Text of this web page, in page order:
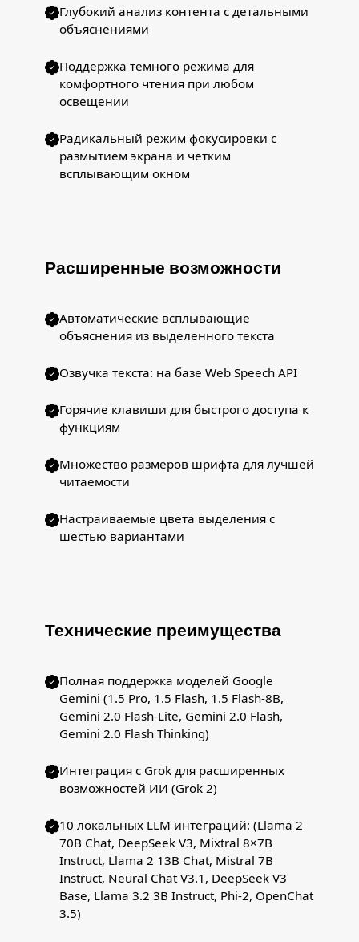
Глубокий анализ контента с детальными
объяснениями
Поддержка темного режима для
комфортного чтения при любом
освещении
Радикальный режим фокусировки с
размытием экрана и четким
всплывающим окном
Расширенные возможности
Автоматические всплывающие
объяснения из выделенного текста
Озвучка текста: на базе Web Speech API
Горячие клавиши для быстрого доступа к
функциям
Множество размеров шрифта для лучшей
читаемости
Настраиваемые цвета выделения с
шестью вариантами
Технические преимущества
Полная поддержка моделей Google
Gemini (1.5 Pro, 1.5 Flash, 1.5 Flash-8B,
Gemini 2.0 Flash-Lite, Gemini 2.0 Flash,
Gemini 2.0 Flash Thinking)
Интеграция с Grok для расширенных
возможностей ИИ (Grok 2)
10 локальных LLM интеграций: (Llama 2
70B Chat, DeepSeek V3, Mixtral 8×7B
Instruct, Llama 2 13B Chat, Mistral 7B
Instruct, Neural Chat V3.1, DeepSeek V3
Base, Llama 3.2 3B Instruct, Phi-2, OpenChat
3.5)